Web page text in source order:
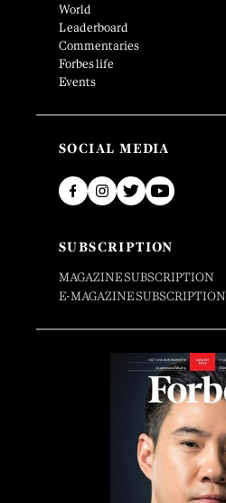
World
Leaderboard
Commentaries
Forbes life
Events
SOCIAL MEDIA
SUBSCRIPTION
MAGAZINE SUBSCRIPTION
E-MAGAZINE SUBSCRIPTION